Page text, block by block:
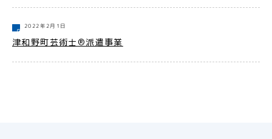
2022年2月1日
津和野町芸術士®派遣事業